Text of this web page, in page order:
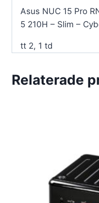
Asus NUC 15 Pro
5 210H – Slim –
tt 2, 1 td
Relaterade